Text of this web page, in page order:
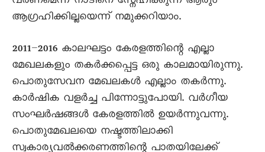
ആഗ്രഹിക്കില്ലയെന്ന് നമുക്കറിയാം.
2011–2016 കാലഘട്ടം കേരളത്തിന്റെ എല്ലാ
മേഖലകളും തകര്‍ക്കപ്പെട്ട ഒരു കാലമായിരുന്നു.
പൊതുസേവന മേഖലകള്‍ എല്ലാം തകര്‍ന്നു.
കാര്‍ഷിക വളര്‍ച്ച പിന്നോട്ടുപോയി. വര്‍ഗീയ
സംഘര്‍ഷങ്ങള്‍ കേരളത്തില്‍ ഉയര്‍ന്നുവന്നു.
പൊതുമേഖലയെ നഷ്ടത്തിലാക്കി